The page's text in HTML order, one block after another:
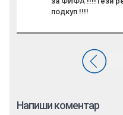
подкуп !!!!
Напиши коментар